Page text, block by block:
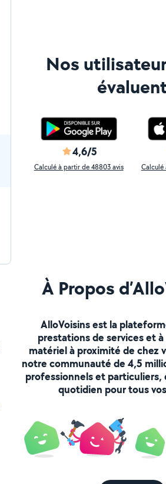
Nos
4,6/5
Calculé à partir de 48803 avis Calculé
À Propos
AlloVoisins est la
prestations de services et
matériel à proximité de chez
notre communauté de 4,5
professionnels et
quotidien pour tous